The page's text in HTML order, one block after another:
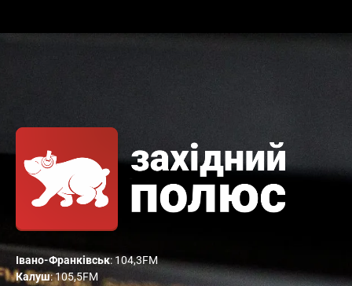
Івано-Франківськ: 104,3FM
Калуш: 105,5FM